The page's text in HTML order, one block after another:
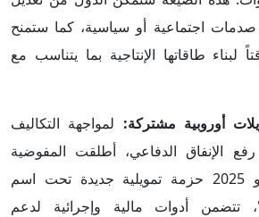
صدمات اجتماعية أو سياسية، كما ستمنح
لبناء طاقاتها الإنتاجية بما يتناسب مع
لمواجهة التكاليف
رفع الإنفاق الدفاعي، أطلقت المفوضية
الأوروبية في 17 يونيو 2025 حزمة تمويلية جديدة تحت اسم
تتضمن أدوات مالية وإجرائية لدعم